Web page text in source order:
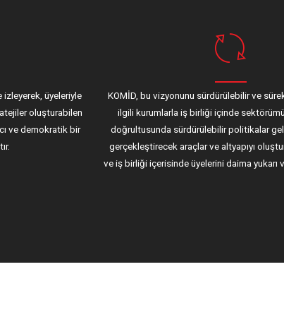
üyeleriyle
oluşturabilen
ve demokratik bir
KOMİD, bu vizyonunu sürdürülebilir ve
ilgili kurumlarla iş birliği içinde
doğrultusunda sürdürülebilir politikalar
gerçekleştirecek araçlar ve altyapıyı
ve iş birliği içerisinde üyelerini daima yukarı